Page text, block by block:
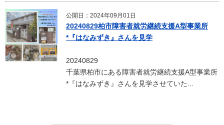
公開日：2024年09月01日
20240829柏市障害者就労継続支援A型事業所
*『はなみずき』さんを見学
20240829
千葉県柏市にある障害者就労継続支援A型事業所
*『はなみずき』さんを見学させていた...